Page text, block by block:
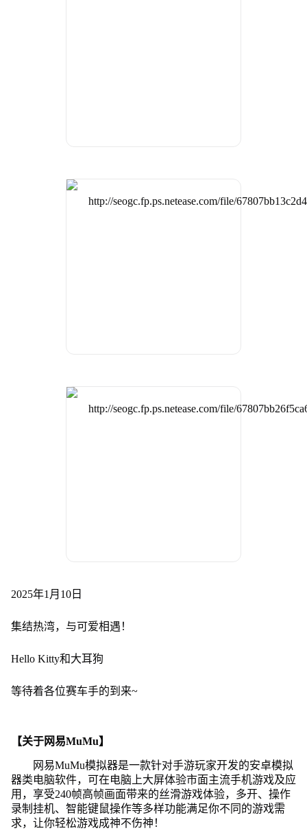
2025年1月10日
集结热湾，与可爱相遇！
Hello Kitty和大耳狗
等待着各位赛车手的到来~
【关于网易MuMu】
网易MuMu模拟器是一款针对手游玩家开发的安卓模拟
器类电脑软件，可在电脑上大屏体验市面主流手机游戏及应
用，享受240帧高帧画面带来的丝滑游戏体验，多开、操作
录制挂机、智能键鼠操作等多样功能满足你不同的游戏需
求，让你轻松游戏成神不伤神！